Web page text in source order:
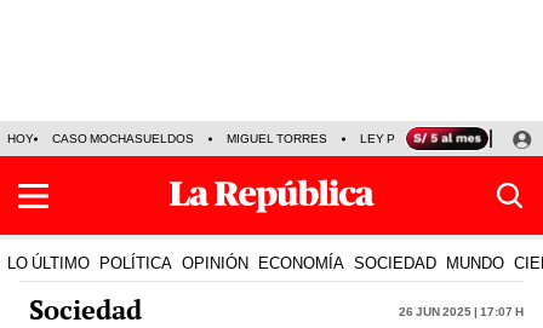
HOY CASO MOCHASUELDOS MIGUEL TORRES LEY PULPÍN PRECIO DEL
LO ÚLTIMO POLÍTICA OPINIÓN ECONOMÍA SOCIEDAD MUNDO
Sociedad 26 Jun 2025 | 17:07 h